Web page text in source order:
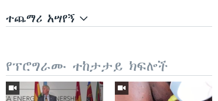
ተጨማሪ አሣየኝ
የፕሮግራሙ ተከታታይ ክፍሎች